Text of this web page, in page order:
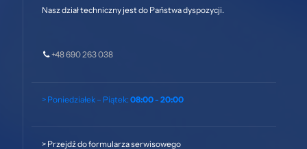
Nasz dział techniczny jest do Państwa dyspozycji.
+48 690 263 038
> Poniedziałek – Piątek: 08:00 - 20:00
> Przejdź do formularza serwisowego